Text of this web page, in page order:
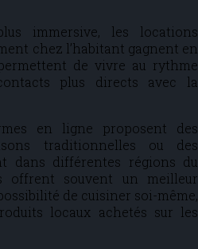
immersive, les locations
chez l’habitant gagnent en
de vivre au rythme
plus directs avec la
en ligne proposent des
traditionnelles ou des
dans différentes régions du
offrent souvent un meilleur
de cuisiner soi-même,
locaux achetés sur les